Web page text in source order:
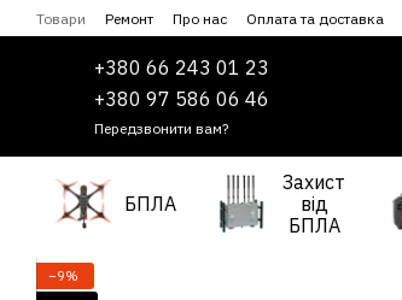
Перейти до основного контенту
Товари Ремонт Про нас Оплата та доставка
Співпраця
Угода користувача
+380 66 243 01 23
+380 97 586 06 46
Передзвонити вам?
БПЛА
Захист
від
БПЛА
−9%